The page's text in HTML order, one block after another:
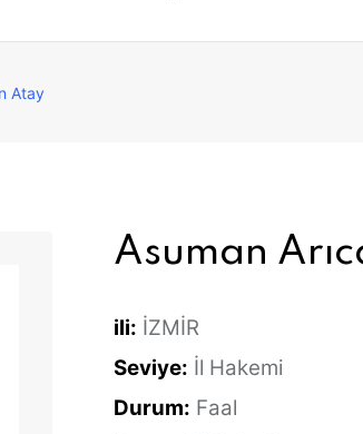
Atay
Asuman
ili: İZMİR
Seviye: İl Hakemi
Durum: Faal